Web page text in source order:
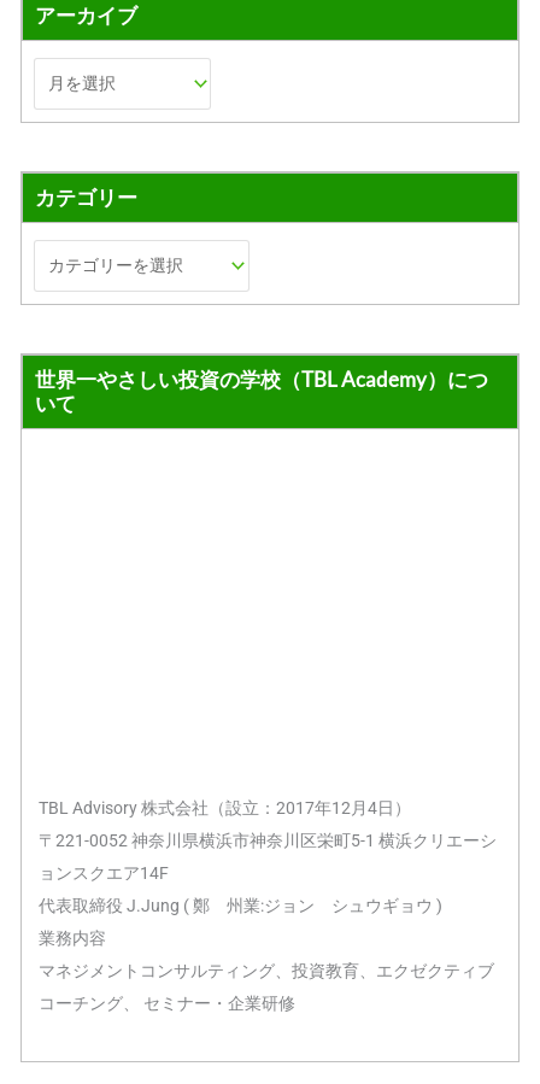
アーカイブ
カテゴリー
世界一やさしい投資の学校（TBL Academy）につ
いて
TBL Advisory 株式会社（設立：2017年12月4日）
〒221-0052 神奈川県横浜市神奈川区栄町5-1 横浜クリエーシ
ョンスクエア14F
代表取締役 J.Jung ( 鄭 州業:ジョン シュウギョウ )
業務内容
マネジメントコンサルティング、投資教育、エクゼクティブ
コーチング、 セミナー・企業研修